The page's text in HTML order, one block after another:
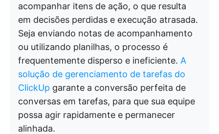
acompanhar itens de ação, o que resulta
em decisões perdidas e execução atrasada.
Seja enviando notas de acompanhamento
ou utilizando planilhas, o processo é
frequentemente disperso e ineficiente. A
solução de gerenciamento de tarefas do
ClickUp garante a conversão perfeita de
conversas em tarefas, para que sua equipe
possa agir rapidamente e permanecer
alinhada.